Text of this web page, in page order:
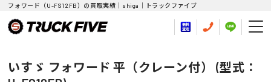
フォワード（U-FS12FB）の買取実績｜shiga｜トラックファイブ
いすゞ フォワード 平（クレーン付） (型式：